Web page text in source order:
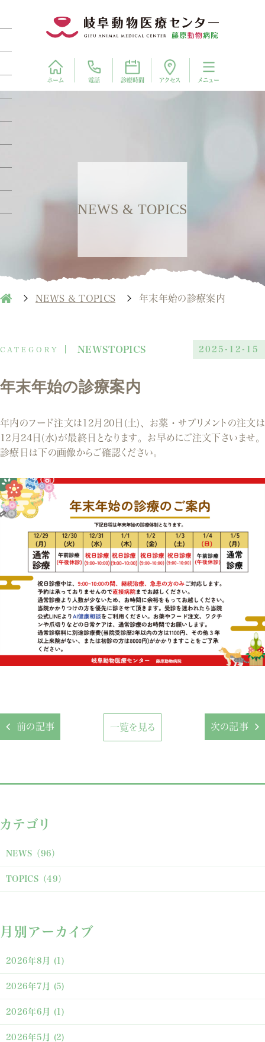
ホーム 電話 診療時間 アクセス メニュー
NEWS & TOPICS
NEWS & TOPICS 年末年始の診療案内
NEWSTOPICS 2025-12-15
年末年始の診療案内
年内のフード注文は12月20日(土)、お薬・サプリメントの注文は
12月24日(水)が最終日となります。お早めにご注文下さいませ。
診療日は下の画像からご確認ください。
前の記事 一覧を見る 次の記事
カテゴリ
NEWS （96）
TOPICS（49）
月別アーカイブ
2026年8月 (1)
2026年7月 (5)
2026年6月 (1)
2026年5月 (2)